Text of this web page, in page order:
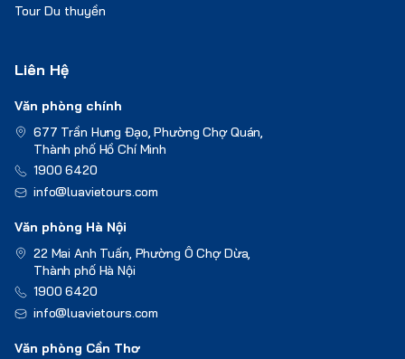
Tour Du thuyền
Liên Hệ
Văn phòng chính
677 Trần Hưng Đạo, Phường Chợ Quán,
Thành phố Hồ Chí Minh
1900 6420
info@luavietours.com
Văn phòng Hà Nội
22 Mai Anh Tuấn, Phường Ô Chợ Dừa,
Thành phố Hà Nội
1900 6420
info@luavietours.com
Văn phòng Cần Thơ